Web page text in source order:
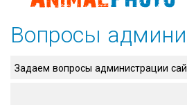
Вопросы
Задаем вопросы администрации